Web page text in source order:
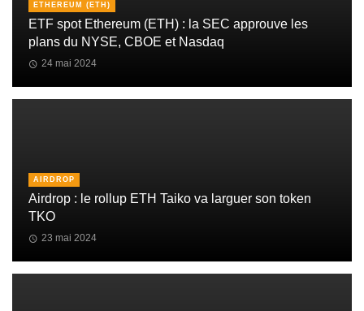
ETHEREUM (ETH)
ETF spot Ethereum (ETH) : la SEC approuve les
plans du NYSE, CBOE et Nasdaq
24 mai 2024
AIRDROP
Airdrop : le rollup ETH Taiko va larguer son token
TKO
23 mai 2024